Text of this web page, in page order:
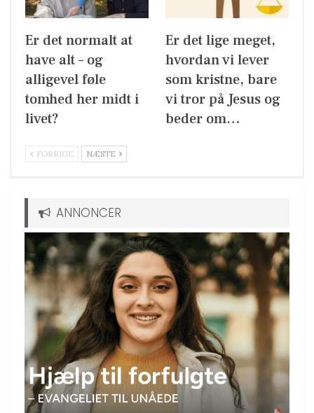
Er det normalt at
have alt – og
alligevel føle
tomhed her midt i
livet?
Er det lige meget,
hvordan vi lever
som kristne, bare
vi tror på Jesus og
beder om…
FORRIGE NÆSTE
ANNONCER